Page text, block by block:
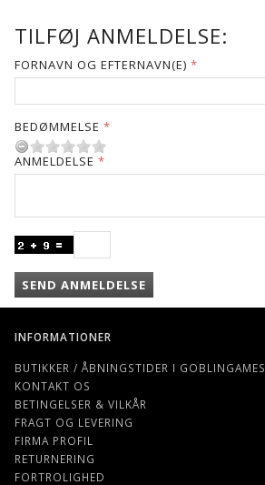
TILFØJ ANMELDELSE:
FORNAVN OG EFTERNAVN(E)
BEDØMMELSE
ANMELDELSE
SEND ANMELDELSE
INFORMATIONER
BUTIKKER / ÅBNINGSTIDER I GOBLINGAMES
KONTAKT OS
BETINGELSER & VILKÅR
FRAGT OG LEVERING
FIRMA PROFIL
RETURNERING
FORTROLIGHED